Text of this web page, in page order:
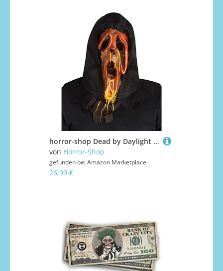
horror-shop Dead by Daylight Scorched Ghost Face Scream Maske mit Kapuze
von Horror-Shop
gefunden bei Amazon Marketplace
26,99 €